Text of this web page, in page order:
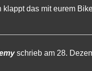
klappt das mit eurem
schrieb am 28.